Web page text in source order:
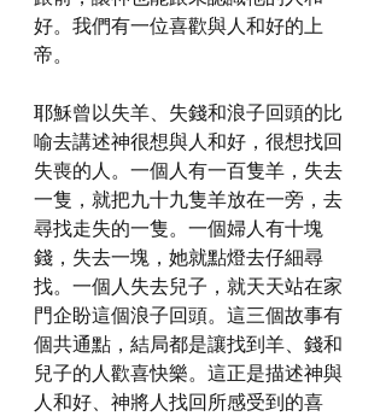
好。我們有一位喜歡與人和好的上
帝。
耶穌曾以失羊、失錢和浪子回頭的比
喻去講述神很想與人和好，很想找回
失喪的人。一個人有一百隻羊，失去
一隻，就把九十九隻羊放在一旁，去
尋找走失的一隻。一個婦人有十塊
錢，失去一塊，她就點燈去仔細尋
找。一個人失去兒子，就天天站在家
門企盼這個浪子回頭。這三個故事有
個共通點，結局都是讓找到羊、錢和
兒子的人歡喜快樂。這正是描述神與
人和好、神將人找回所感受到的喜